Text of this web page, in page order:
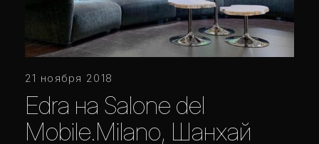
21 ноября 2018
Edra на Salone del
Mobile.Milano, Шанхай